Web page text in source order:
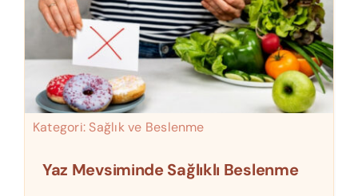
Kategori: Sağlık ve Beslenme
Yaz Mevsiminde Sağlıklı Beslenme